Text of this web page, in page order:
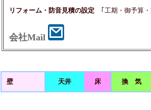
リフォーム・防音見積の設定 ｢工期・御予算
会社Mail
壁 天井 床 換 気